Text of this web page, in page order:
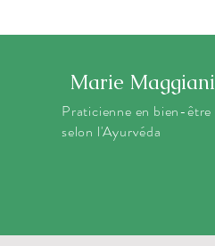
Marie Maggiani
Praticienne en bien-être
selon l'Ayurvéda